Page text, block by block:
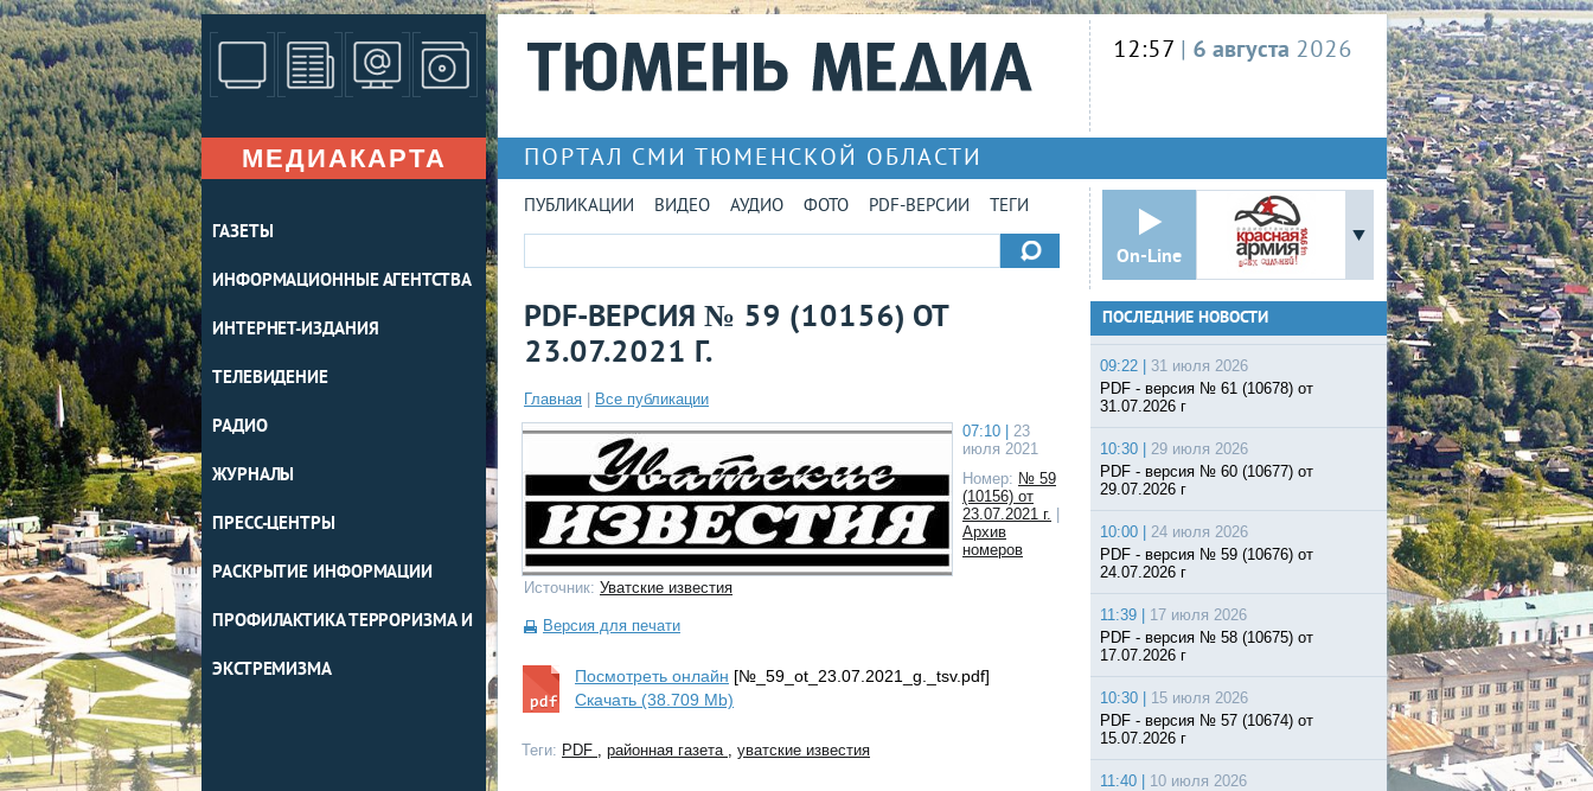
МЕДИАКАРТА
ГАЗЕТЫ
ИНФОРМАЦИОННЫЕ АГЕНТСТВА
ИНТЕРНЕТ-ИЗДАНИЯ
ТЕЛЕВИДЕНИЕ
РАДИО
ЖУРНАЛЫ
ПРЕСС-ЦЕНТРЫ
РАСКРЫТИЕ ИНФОРМАЦИИ
ПРОФИЛАКТИКА ТЕРРОРИЗМА И
ЭКСТРЕМИЗМА
12:57 | 6 августа 2026
ПОРТАЛ СМИ ТЮМЕНСКОЙ ОБЛАСТИ
ПУБЛИКАЦИИ ВИДЕО АУДИО ФОТО PDF-ВЕРСИИ ТЕГИ
On-Line
PDF-ВЕРСИЯ № 59 (10156) ОТ
23.07.2021 Г.
Главная
Все публикации
07:10 |
23
июля 2021
Номер: № 59
(10156) от
23.07.2021 г.
Архив
номеров
Источник: Уватские известия
Версия для печати
Посмотреть онлайн [№_59_ot_23.07.2021_g._tsv.pdf]
Скачать (38.709 Mb)
Теги: PDF , районная газета , уватские известия
ПОСЛЕДНИЕ НОВОСТИ
09:22 |
31 июля 2026
PDF - версия № 61 (10678) от
31.07.2026 г
10:30 |
29 июля 2026
PDF - версия № 60 (10677) от
29.07.2026 г
10:00 |
24 июля 2026
PDF - версия № 59 (10676) от
24.07.2026 г
11:39 |
17 июля 2026
PDF - версия № 58 (10675) от
17.07.2026 г
10:30 |
15 июля 2026
PDF - версия № 57 (10674) от
15.07.2026 г
11:40 |
10 июля 2026